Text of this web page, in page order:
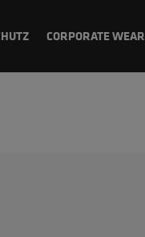
CORPORATE WEAR